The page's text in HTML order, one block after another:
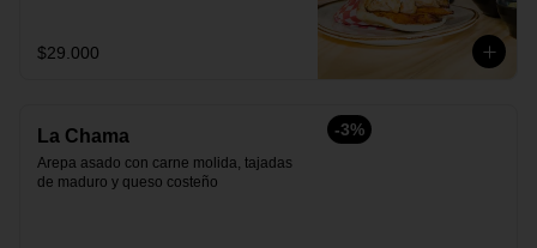
$29.000
-3%
La Chama
Arepa asado con carne molida, tajadas
de maduro y queso costeño